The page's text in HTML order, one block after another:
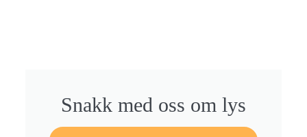
Snakk med oss om lys